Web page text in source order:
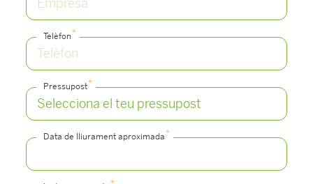
Telèfon*
Pressupost*
Data de lliurament aproximada*